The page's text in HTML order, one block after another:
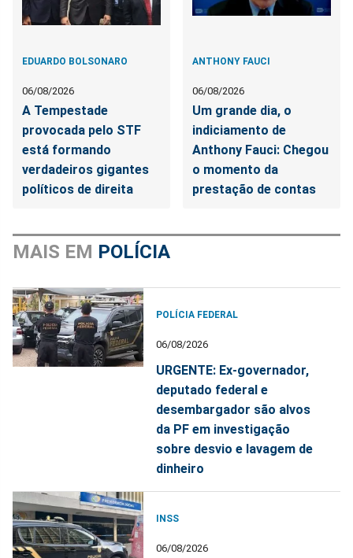
EDUARDO BOLSONARO
06/08/2026
A Tempestade
provocada pelo STF
está formando
verdadeiros gigantes
políticos de direita
ANTHONY FAUCI
06/08/2026
Um grande dia, o
indiciamento de
Anthony Fauci: Chegou
o momento da
prestação de contas
MAIS EM POLÍCIA
POLÍCIA FEDERAL
06/08/2026
URGENTE: Ex-governador,
deputado federal e
desembargador são alvos
da PF em investigação
sobre desvio e lavagem de
dinheiro
INSS
06/08/2026